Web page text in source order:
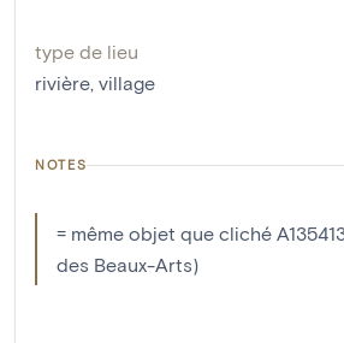
type de lieu
rivière, village
NOTES
= même objet que cliché
des Beaux-Arts)